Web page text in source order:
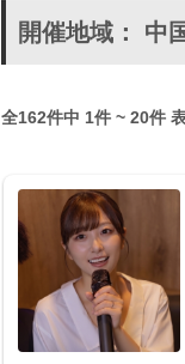
開催地域： 中
全162件中 1件 ~ 20件